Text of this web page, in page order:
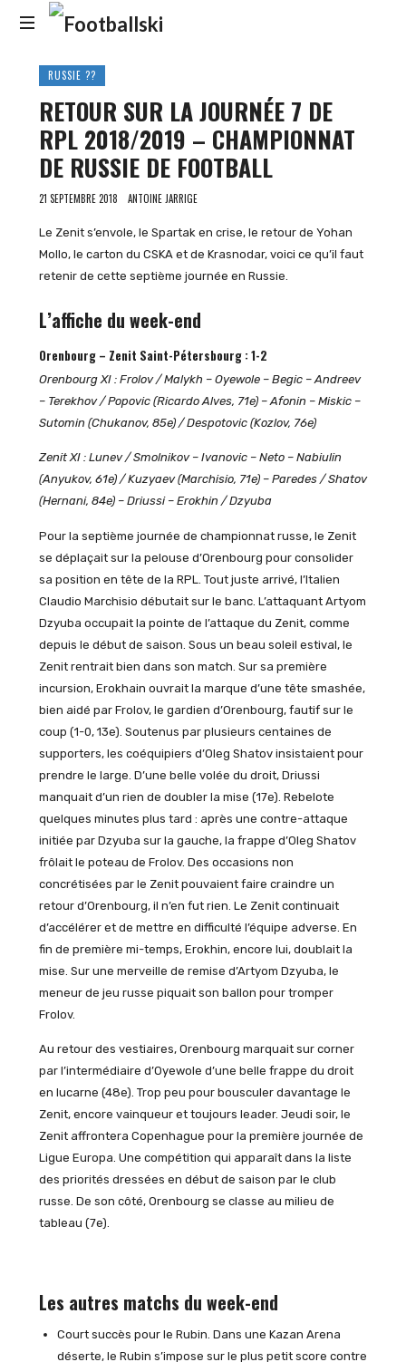
Footballski
Le
football
d'Europe
centrale
et
d'Europe
de
l'Est
RUSSIE ??
RETOUR SUR LA JOURNÉE 7 DE
RPL 2018/2019 – CHAMPIONNAT
DE RUSSIE DE FOOTBALL
21 SEPTEMBRE 2018 ANTOINE JARRIGE
Le Zenit s’envole, le Spartak en crise, le retour de Yohan
Mollo, le carton du CSKA et de Krasnodar, voici ce qu’il faut
retenir de cette septième journée en Russie.
L’affiche du week-end
Orenbourg – Zenit Saint-Pétersbourg : 1-2
Orenbourg XI : Frolov / Malykh – Oyewole – Begic – Andreev
– Terekhov / Popovic (Ricardo Alves, 71e) – Afonin – Miskic –
Sutomin (Chukanov, 85e) / Despotovic (Kozlov, 76e)
Zenit XI : Lunev / Smolnikov – Ivanovic – Neto – Nabiulin
(Anyukov, 61e) / Kuzyaev (Marchisio, 71e) – Paredes / Shatov
(Hernani, 84e) – Driussi – Erokhin / Dzyuba
Pour la septième journée de championnat russe, le Zenit
se déplaçait sur la pelouse d’Orenbourg pour consolider
sa position en tête de la RPL. Tout juste arrivé, l’Italien
Claudio Marchisio débutait sur le banc. L’attaquant Artyom
Dzyuba occupait la pointe de l’attaque du Zenit, comme
depuis le début de saison. Sous un beau soleil estival, le
Zenit rentrait bien dans son match. Sur sa première
incursion, Erokhain ouvrait la marque d’une tête smashée,
bien aidé par Frolov, le gardien d’Orenbourg, fautif sur le
coup (1-0, 13e). Soutenus par plusieurs centaines de
supporters, les coéquipiers d’Oleg Shatov insistaient pour
prendre le large. D’une belle volée du droit, Driussi
manquait d’un rien de doubler la mise (17e). Rebelote
quelques minutes plus tard : après une contre-attaque
initiée par Dzyuba sur la gauche, la frappe d’Oleg Shatov
frôlait le poteau de Frolov. Des occasions non
concrétisées par le Zenit pouvaient faire craindre un
retour d’Orenbourg, il n’en fut rien. Le Zenit continuait
d’accélérer et de mettre en difficulté l’équipe adverse. En
fin de première mi-temps, Erokhin, encore lui, doublait la
mise. Sur une merveille de remise d’Artyom Dzyuba, le
meneur de jeu russe piquait son ballon pour tromper
Frolov.
Au retour des vestiaires, Orenbourg marquait sur corner
par l’intermédiaire d’Oyewole d’une belle frappe du droit
en lucarne (48e). Trop peu pour bousculer davantage le
Zenit, encore vainqueur et toujours leader. Jeudi soir, le
Zenit affrontera Copenhague pour la première journée de
Ligue Europa. Une compétition qui apparaît dans la liste
des priorités dressées en début de saison par le club
russe. De son côté, Orenbourg se classe au milieu de
tableau (7e).
Les autres matchs du week-end
Court succès pour le Rubin. Dans une Kazan Arena
déserte, le Rubin s’impose sur le plus petit score contre